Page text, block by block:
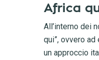
Africa
All’interno dei
qui”, ovvero
un approccio